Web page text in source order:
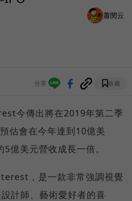
蕭閔云
分享 收藏
今傳出將在2019年第二季
估會在今年達到10億美
億美元營收成長一倍。
，是一款非常強調視覺
計師、藝術愛好者的喜